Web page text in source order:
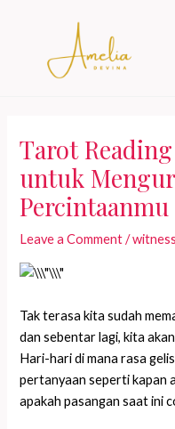
Tarot
untuk
Percintaanmu
Leave a Comment /
Tak terasa kita sudah
dan sebentar lagi, kita
Hari-hari di mana rasa
pertanyaan seperti kapan
apakah pasangan saat ini